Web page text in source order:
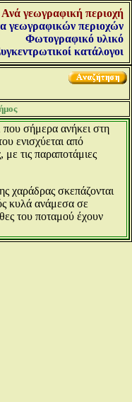
Ανά γεωγραφική περιοχή
γεωγραφικών περιοχών
Φωτογραφικό υλικό
κατάλογοι
σήμερα ανήκει στη
ενισχύεται από
τις παραποτάμιες
χαράδρας σκεπάζονται
κυλά ανάμεσα σε
του ποταμού έχουν